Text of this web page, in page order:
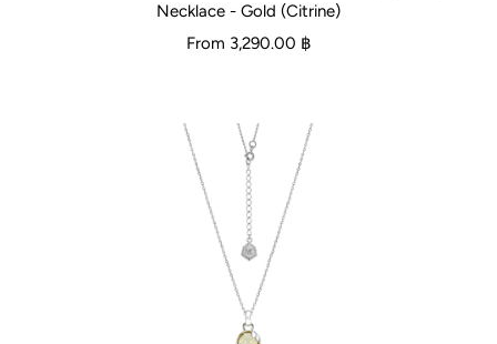
Necklace - Gold (Citrine)
From 3,290.00 ฿